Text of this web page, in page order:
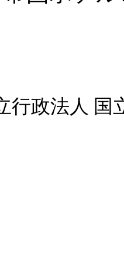
行政法人 国